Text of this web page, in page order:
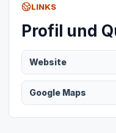
LINKS
Profil und
Website
Google Maps